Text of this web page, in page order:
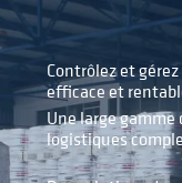
Contrôlez et
efficace et
Une large
logistiques